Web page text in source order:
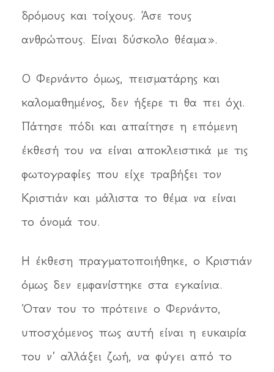
δρόμους και τοίχους. Άσε τους
ανθρώπους. Είναι δύσκολο θέαμα».
Ο Φερνάντο όμως, πεισματάρης και
καλομαθημένος, δεν ήξερε τι θα πει όχι.
Πάτησε πόδι και απαίτησε η επόμενη
έκθεσή του να είναι αποκλειστικά με τις
φωτογραφίες που είχε τραβήξει τον
Κριστιάν και μάλιστα το θέμα να είναι
το όνομά του.
Η έκθεση πραγματοποιήθηκε, ο Κριστιάν
όμως δεν εμφανίστηκε στα εγκαίνια.
Όταν του το πρότεινε ο Φερνάντο,
υποσχόμενος πως αυτή είναι η ευκαιρία
του ν’ αλλάξει ζωή, να φύγει από το